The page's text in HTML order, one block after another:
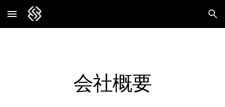
Skip to main content Skip to navigation
会社概要